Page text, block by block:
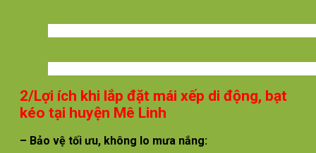
2/Lợi ích khi lắp đặt mái xếp di động, bạt
kéo tại huyện Mê Linh
– Bảo vệ tối ưu, không lo mưa nắng: